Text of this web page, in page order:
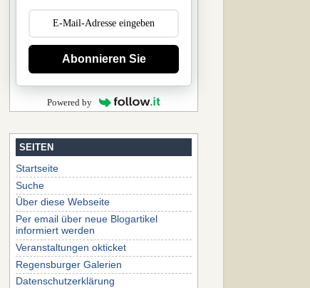
Abonnieren Sie
Powered by
SEITEN
Startseite
Suche
Über diese Webseite
Per email über neue Blogartikel
informiert werden
Veranstaltungen okticket
Regensburger Galerien
Datenschutzerklärung